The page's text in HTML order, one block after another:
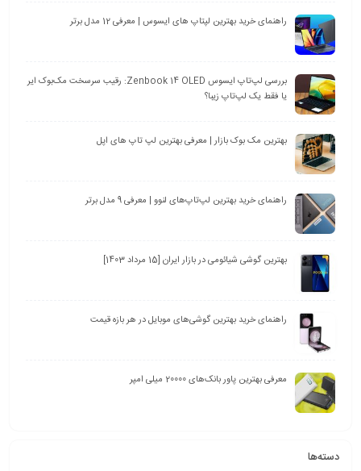
راهنمای خرید بهترین لپتاپ های ایسوس | معرفی 12 مدل برتر
بررسی لپ‌تاپ ایسوس Zenbook 14 OLED: رقیب سرسخت مک‌بوک ایر
یا فقط یک لپ‌تاپ زیبا؟
بهترین مک بوک بازار | معرفی بهترین لپ تاپ های اپل
راهنمای خرید بهترین لپ‌تاپ‌های لنوو | معرفی 9 مدل برتر
بهترین گوشی شیائومی در بازار ایران [15 مرداد 1403]
راهنمای خرید بهترین گوشی‌های موبایل در هر بازه قیمت
معرفی بهترین پاور بانک‌های 20000 میلی امپر
دسته‌ها